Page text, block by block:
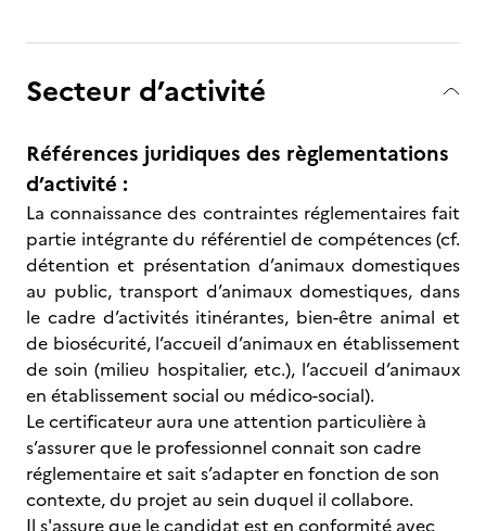
Secteur d’activité
Références juridiques des règlementations
d’activité :
La connaissance des contraintes réglementaires fait
partie intégrante du référentiel de compétences (cf.
détention et présentation d’animaux domestiques
au public, transport d’animaux domestiques, dans
le cadre d’activités itinérantes, bien-être animal et
de biosécurité, l’accueil d’animaux en établissement
de soin (milieu hospitalier, etc.), l’accueil d’animaux
en établissement social ou médico-social).
Le certificateur aura une attention particulière à
s’assurer que le professionnel connait son cadre
réglementaire et sait s’adapter en fonction de son
contexte, du projet au sein duquel il collabore.
Il s'assure que le candidat est en conformité avec